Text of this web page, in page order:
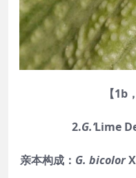
【1b
2.G.‘Lime
亲本构成： G. bicolorX